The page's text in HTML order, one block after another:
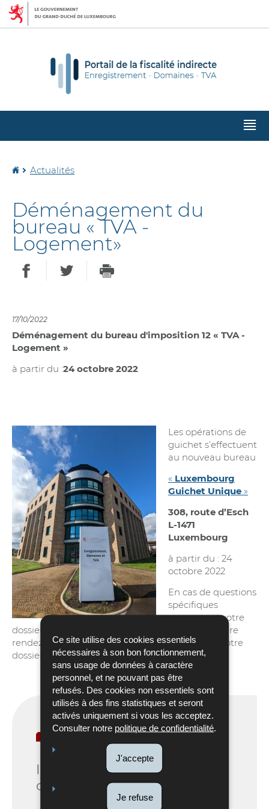
Ce site utilise des cookies essentiels
nécessaires à son bon fonctionnement,
sans usage de données à caractère
personnel, et ne pouvant pas être
refusés. Des cookies non essentiels sont
utilisés à des fins statistiques et seront
activés uniquement si vous les acceptez.
Consulter notre politique de confidentialité.
J'accepte
Je refuse
Aller
la
Aller
au
contenu
Accueil
Actualités
Déménagement du
bureau « TVA -
Logement»
PARTAGER SUR FACEBOOK
PARTAGER SUR TWITTER
17/10/2022
Déménagement du bureau d'imposition 12 « TVA -
Logement »
à partir du :24 octobre 2022
Les opérations de
guichet s’effectuent
au nouveau bureau
« Luxembourg
Guichet Unique »
308, route d’Esch
L-1471
Luxembourg
à partir du : 24
octobre 2022
En cas de questions
spécifiques
concernant votre
dossier, Il est recommandé de bien vouloir prendre
rendez-vous avec le responsable en charge de votre
dossier.
Pour en savoir plus
Informations
complémentaires